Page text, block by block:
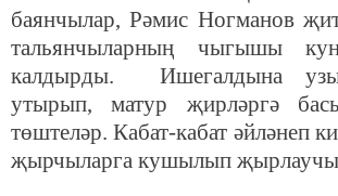
баянчылар, Рәмис Ногманов
тальянчыларның чыгышы
калдырды. Ишегалдына
утырып, матур җирләргә
төштеләр. Кабат-кабат әйләнеп
җырчыларга кушылып